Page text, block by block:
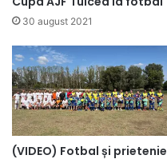
30 august 2021
(VIDEO) Fotbal și prietenie